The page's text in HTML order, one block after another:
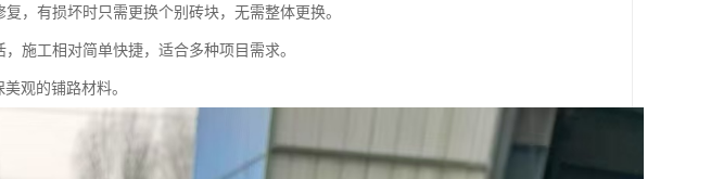
，有损坏时只需更换个别砖块，无需整体更换。
施工相对简单快捷，适合多种项目需求。
观的铺路材料。